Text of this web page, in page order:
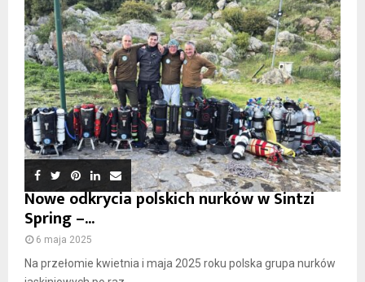
Nowe odkrycia polskich nurków w Sintzi
Spring –...
6 maja 2025
Na przełomie kwietnia i maja 2025 roku polska grupa nurków